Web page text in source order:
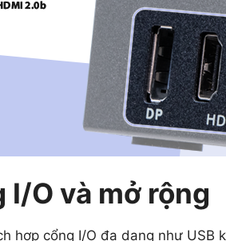
O và mở rộng
hợp cổng I/O đa dạng như USB